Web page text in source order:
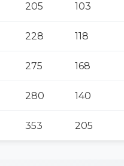
205 103
228 118
275 168
280 140
353 205